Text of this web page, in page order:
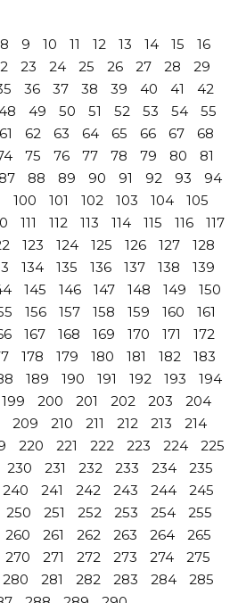
8 9 10 11 12 13 14 15
16
23 24 25 26 27 28
29
36 37 38 39 40 41
42
49 50 51 52 53 54
55
61 62 63 64 65 66 67
68
75 76 77 78 79 80
81
87 88 89 90 91 92 93
94
100 101 102 103 104
105
111 112 113 114 115 116
117
123 124 125 126 127
128
134 135 136 137 138
139
145 146 147 148 149
150
156 157 158 159 160
161
167 168 169 170 171
172
178 179 180 181 182
183
189 190 191 192 193
194
199 200 201 202 203
204
209 210 211 212 213
214
220 221 222 223 224
225
230 231 232 233 234
235
240 241 242 243 244
245
250 251 252 253 254
255
260 261 262 263 264
265
270 271 272 273 274
275
280 281 282 283 284
285